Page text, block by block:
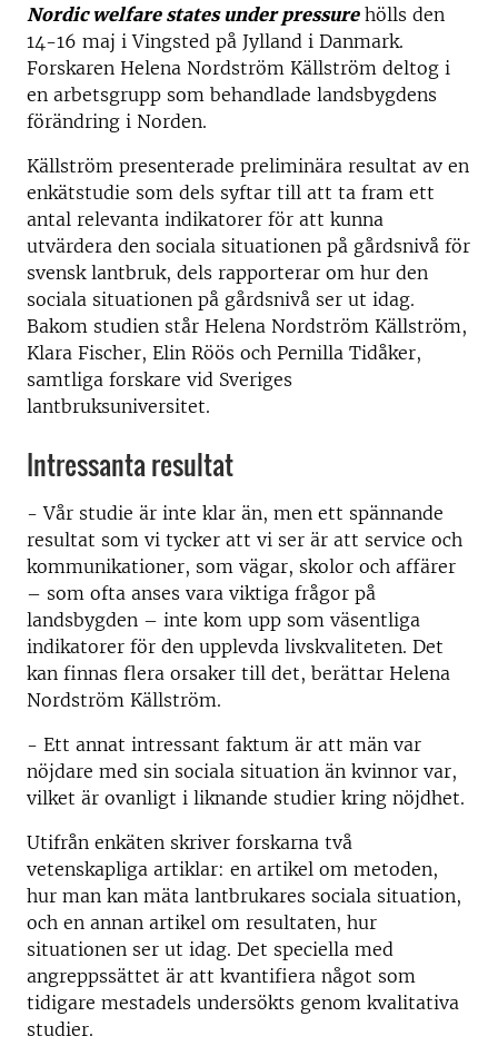
Nordic welfare states under pressurehölls den
14-16 maj i Vingsted på Jylland i Danmark.
Forskaren Helena Nordström Källström deltog i
en arbetsgrupp som behandlade landsbygdens
förändring i Norden.
Källström presenterade preliminära resultat av en
enkätstudie som dels syftar till att ta fram ett
antal relevanta indikatorer för att kunna
utvärdera den sociala situationen på gårdsnivå för
svensk lantbruk, dels rapporterar om hur den
sociala situationen på gårdsnivå ser ut idag.
Bakom studien står Helena Nordström Källström,
Klara Fischer, Elin Röös och Pernilla Tidåker,
samtliga forskare vid Sveriges
lantbruksuniversitet.
Intressanta resultat
- Vår studie är inte klar än, men ett spännande
resultat som vi tycker att vi ser är att service och
kommunikationer, som vägar, skolor och affärer
– som ofta anses vara viktiga frågor på
landsbygden – inte kom upp som väsentliga
indikatorer för den upplevda livskvaliteten. Det
kan finnas flera orsaker till det, berättar Helena
Nordström Källström.
- Ett annat intressant faktum är att män var
nöjdare med sin sociala situation än kvinnor var,
vilket är ovanligt i liknande studier kring nöjdhet.
Utifrån enkäten skriver forskarna två
vetenskapliga artiklar: en artikel om metoden,
hur man kan mäta lantbrukares sociala situation,
och en annan artikel om resultaten, hur
situationen ser ut idag. Det speciella med
angreppssättet är att kvantifiera något som
tidigare mestadels undersökts genom kvalitativa
studier.